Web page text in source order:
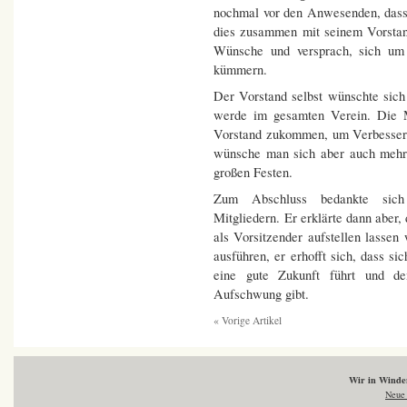
nochmal vor den Anwesenden,
dies zusammen mit seinem
Wünsche und versprach, sich
kümmern.
Der Vorstand selbst wünschte
werde im gesamten Verein. Die
Vorstand zukommen, um
wünsche man sich aber auch
großen Festen.
Zum Abschluss bedankte
Mitgliedern. Er erklärte dann aber,
als Vorsitzender aufstellen
ausführen, er erhofft sich, dass
eine gute Zukunft führt und
Aufschwung gibt.
« Vorige Artikel
Wir in